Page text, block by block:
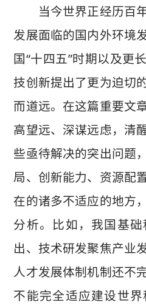
当今世界正经历百年
发展面临的国内外环境
国“十四五”时期以及更
技创新提出了更为迫切
而道远。在这篇重要文
高望远、深谋远虑，清
些亟待解决的突出问题
局、创新能力、资源配
在的诸多不适应的地方
分析。比如，我国基
出、技术研发聚焦产业
人才发展体制机制还不
不能完全适应建设世